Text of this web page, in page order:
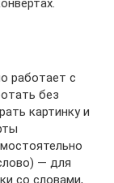
работает с
без
картинку и
— для
со словами,